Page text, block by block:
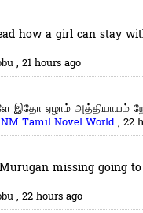
how a girl can stay
, 21 hours ago
இதோ ஏழாம் அத்தியாயம்
Tamil Novel World, 22
missing going
, 22 hours ago